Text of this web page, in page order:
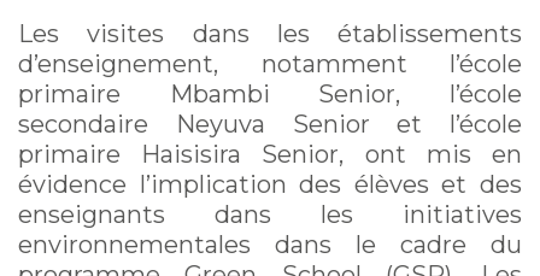
Les visites dans les établissements
d’enseignement, notamment l’école
primaire Mbambi Senior, l’école
secondaire Neyuva Senior et l’école
primaire Haisisira Senior, ont mis en
évidence l’implication des élèves et des
enseignants dans les initiatives
environnementales dans le cadre du